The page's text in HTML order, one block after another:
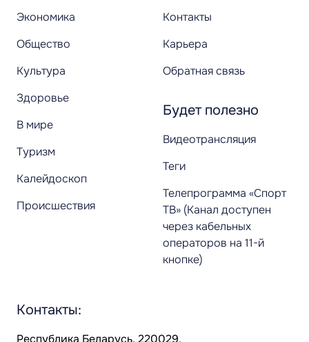
Экономика
Общество
Культура
Здоровье
В мире
Туризм
Калейдоскоп
Происшествия
Контакты
Карьера
Обратная связь
Будет полезно
Видеотрансляция
Теги
Телепрограмма «Спорт
ТВ» (Канал доступен
через кабельных
операторов на 11-й
кнопке)
Контакты:
Республика Беларусь, 220029,